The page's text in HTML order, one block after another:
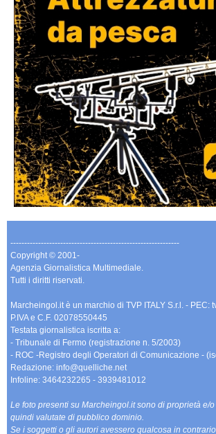
-------------------------------------------------------------
Copyright © 2001-
Agenzia Giornalistica Multimediale.
Tutti i diritti riservati.
Marcheingol.it è un marchio di TVP ITALY S.r.l. - PEC:
P.IVA e C.F. 02078550445
Testata giornalistica iscritta a:
- Tribunale di Fermo (registrazione n. 5/2003)
- ROC -Registro degli Operatori di Comunicazione -
Redazione: info@quelliche.net
Infoline: 3464232265 - 3939481012
Le foto presenti su Marcheingol.it sono di proprietà e/
quindi valutate di pubblico dominio.
Se i soggetti o gli autori avessero qualcosa in